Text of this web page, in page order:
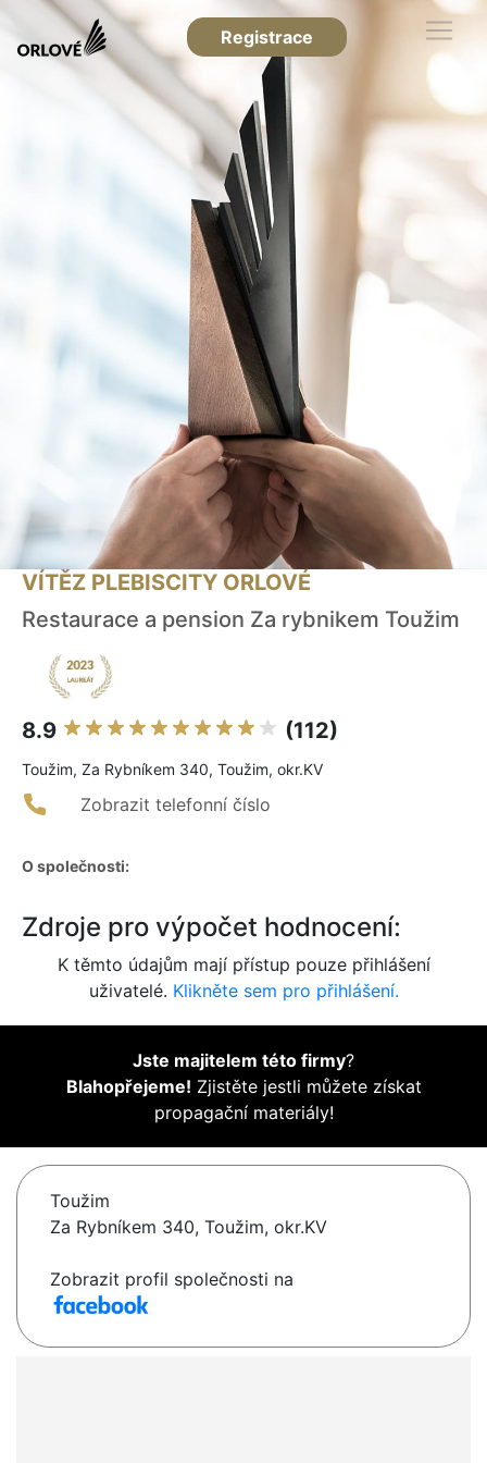
Registrace
VÍTĚZ PLEBISCITY ORLOVÉ
Restaurace a pension Za rybnikem Toužim
8.9 (112)
Toužim, Za Rybníkem 340, Toužim, okr.KV
Zobrazit telefonní číslo
O společnosti:
Zdroje pro výpočet hodnocení:
K těmto údajům mají přístup pouze přihlášení
uživatelé. Klikněte sem pro přihlášení.
Jste majitelem této firmy?
Blahopřejeme! Zjistěte jestli můžete získat
propagační materiály!
Toužim
Za Rybníkem 340, Toužim, okr.KV
Zobrazit profil společnosti na